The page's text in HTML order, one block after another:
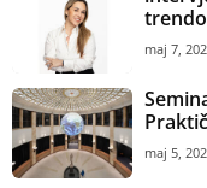
maj 7,
maj 5,